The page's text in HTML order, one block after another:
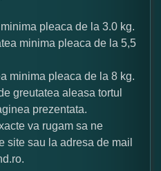
pleaca de la 3.0 kg.
minima pleaca de la 5,5
minima pleaca de la 8 kg.
greutatea aleasa tortul
prezentata.
va rugam sa ne
site sau la adresa de mail